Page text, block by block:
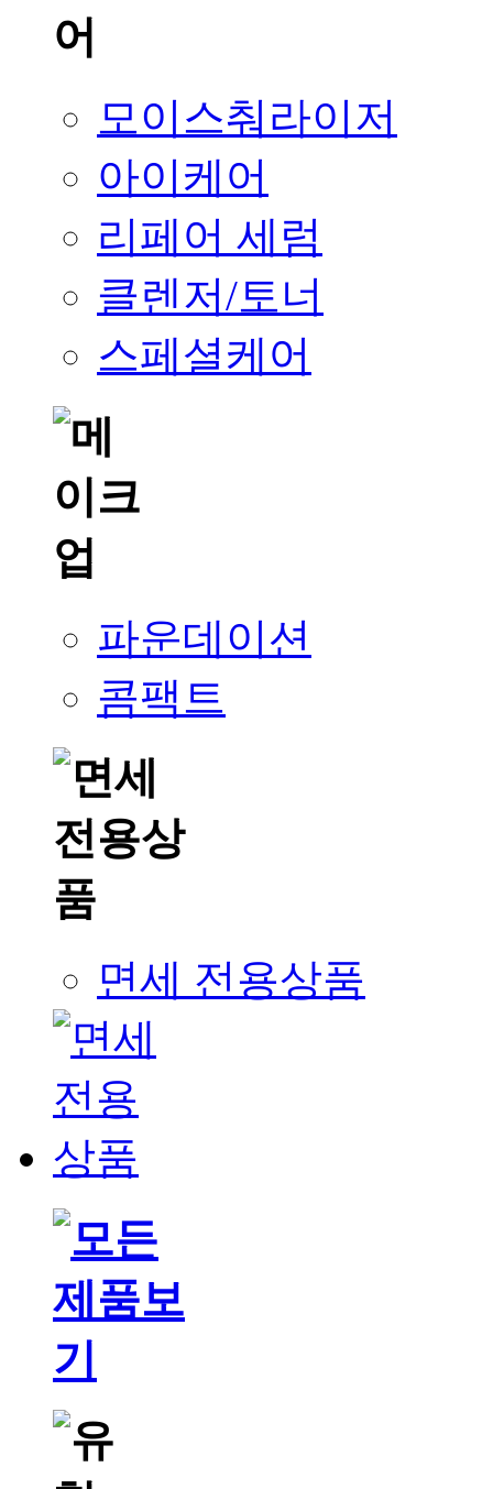
모이스춰라이저
아이케어
리페어 세럼
클렌저/토너
스페셜케어
파운데이션
콤팩트
면세 전용상품